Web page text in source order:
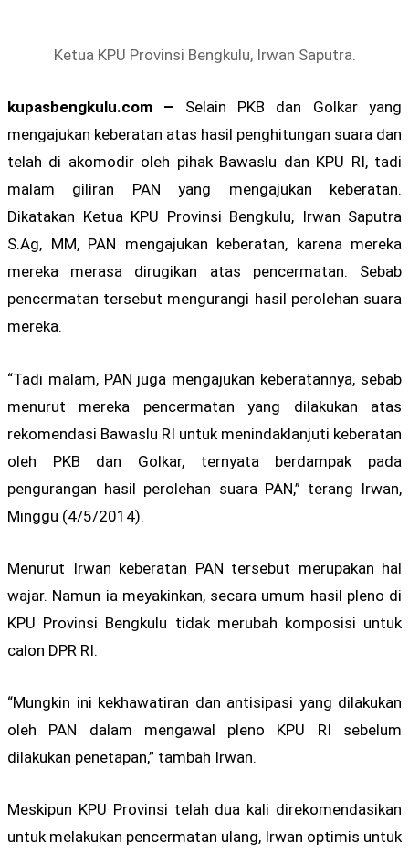
Ketua KPU Provinsi Bengkulu, Irwan Saputra.
kupasbengkulu.com – Selain PKB dan Golkar yang
mengajukan keberatan atas hasil penghitungan suara dan
telah di akomodir oleh pihak Bawaslu dan KPU RI, tadi
malam giliran PAN yang mengajukan keberatan.
Dikatakan Ketua KPU Provinsi Bengkulu, Irwan Saputra
S.Ag, MM, PAN mengajukan keberatan, karena mereka
mereka merasa dirugikan atas pencermatan. Sebab
pencermatan tersebut mengurangi hasil perolehan suara
mereka.
“Tadi malam, PAN juga mengajukan keberatannya, sebab
menurut mereka pencermatan yang dilakukan atas
rekomendasi Bawaslu RI untuk menindaklanjuti keberatan
oleh PKB dan Golkar, ternyata berdampak pada
pengurangan hasil perolehan suara PAN,” terang Irwan,
Minggu (4/5/2014).
Menurut Irwan keberatan PAN tersebut merupakan hal
wajar. Namun ia meyakinkan, secara umum hasil pleno di
KPU Provinsi Bengkulu tidak merubah komposisi untuk
calon DPR RI.
“Mungkin ini kekhawatiran dan antisipasi yang dilakukan
oleh PAN dalam mengawal pleno KPU RI sebelum
dilakukan penetapan,” tambah Irwan.
Meskipun KPU Provinsi telah dua kali direkomendasikan
untuk melakukan pencermatan ulang, Irwan optimis untuk